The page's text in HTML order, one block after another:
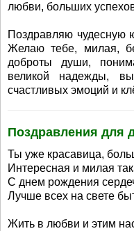
любви, больших
Поздравляю чудесную
Желаю тебе, милая,
доброты души,
великой надежды,
счастливых эмоций и
Поздравления для
Ты уже красавица,
Интересная и милая
С днем рождения
Лучше всех на свете
Жить в любви и этим